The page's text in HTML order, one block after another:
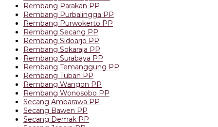
Rembang Parakan PP
Rembang Purbalingga PP
Rembang Purwokerto PP
Rembang Secang PP
Rembang Sidoarjo PP
Rembang Sokaraja PP
Rembang Surabaya PP
Rembang Temanggung PP
Rembang Tuban PP
Rembang Wangon PP
Rembang Wonosobo PP
Secang Ambarawa PP
Secang Bawen PP
Secang Demak PP